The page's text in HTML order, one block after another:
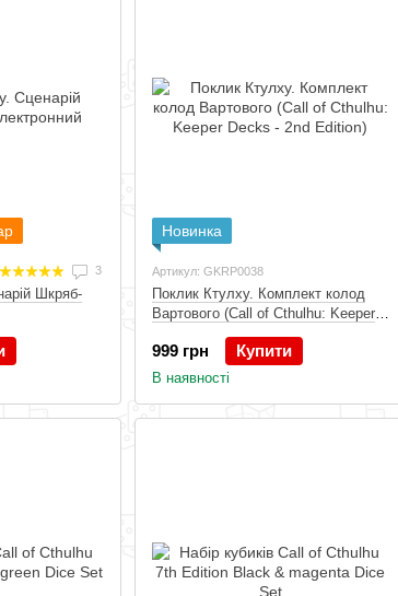
3
Шкряб-
Новинка
Артикул: GKRP0038
Поклик Ктулху. Комплект колод
Вартового (Call of Cthulhu: Keeper
Decks - 2nd Edition)
999 грн Купити
В наявності